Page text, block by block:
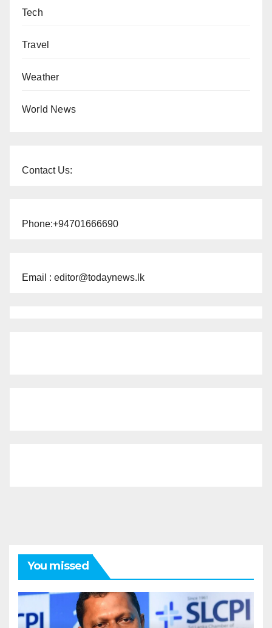
Tech
Travel
Weather
World News
Contact Us:
Phone:+94701666690
Email : editor@todaynews.lk
You missed